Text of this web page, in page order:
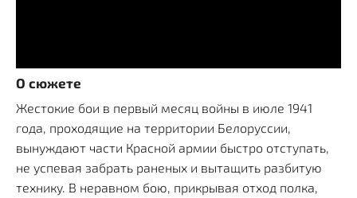
О сюжете
Жестокие бои в первый месяц войны в июле 1941
года, проходящие на территории Белоруссии,
вынуждают части Красной армии быстро отступать,
не успевая забрать раненых и вытащить разбитую
технику. В неравном бою, прикрывая отход полка,